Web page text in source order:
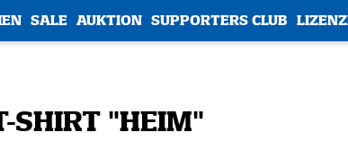
SALE AUKTION SUPPORTERS CLUB
SHIRT "HEIM"